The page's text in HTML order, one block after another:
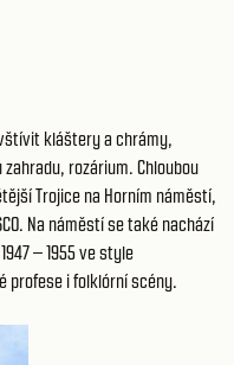
kláštery a chrámy,
rozárium. Chloubou
Trojice na Horním náměstí,
Na náměstí se také nachází
– 1955 ve style
profese i folklórní scény.